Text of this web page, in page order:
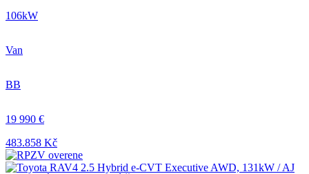
106kW
Van
BB
19 990 €
483.858 Kč